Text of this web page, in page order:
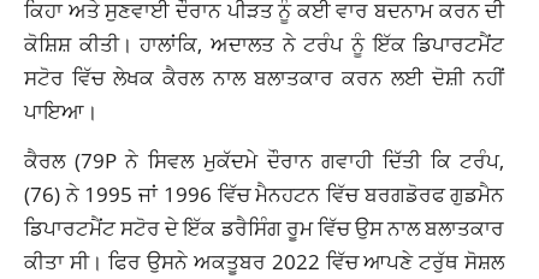
ਕਿਹਾ ਅਤੇ ਸੁਣਵਾਈ ਦੌਰਾਨ ਪੀੜਤ ਨੂੰ ਕਈ ਵਾਰ ਬਦਨਾਮ ਕਰਨ ਦੀ
ਕੋਸ਼ਿਸ਼ ਕੀਤੀ। ਹਾਲਾਂਕਿ, ਅਦਾਲਤ ਨੇ ਟਰੰਪ ਨੂੰ ਇੱਕ ਡਿਪਾਰਟਮੈਂਟ
ਸਟੋਰ ਵਿੱਚ ਲੇਖਕ ਕੈਰਲ ਨਾਲ ਬਲਾਤਕਾਰ ਕਰਨ ਲਈ ਦੋਸ਼ੀ ਨਹੀਂ
ਪਾਇਆ।
ਕੈਰਲ (79P ਨੇ ਸਿਵਲ ਮੁਕੱਦਮੇ ਦੌਰਾਨ ਗਵਾਹੀ ਦਿੱਤੀ ਕਿ ਟਰੰਪ,
(76) ਨੇ 1995 ਜਾਂ 1996 ਵਿੱਚ ਮੈਨਹਟਨ ਵਿੱਚ ਬਰਗਡੋਰਫ ਗੁਡਮੈਨ
ਡਿਪਾਰਟਮੈਂਟ ਸਟੋਰ ਦੇ ਇੱਕ ਡਰੈਸਿੰਗ ਰੂਮ ਵਿੱਚ ਉਸ ਨਾਲ ਬਲਾਤਕਾਰ
ਕੀਤਾ ਸੀ। ਫਿਰ ਉਸਨੇ ਅਕਤੂਬਰ 2022 ਵਿੱਚ ਆਪਣੇ ਟਰੁੱਥ ਸੋਸ਼ਲ